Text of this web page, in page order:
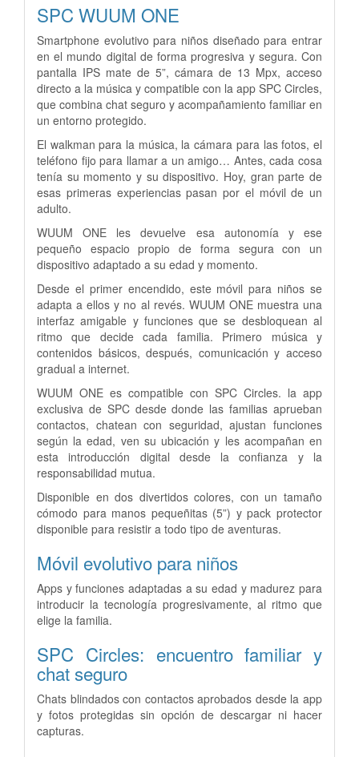
SPC WUUM ONE
Smartphone evolutivo para niños diseñado para entrar
en el mundo digital de forma progresiva y segura. Con
pantalla IPS mate de 5”, cámara de 13 Mpx, acceso
directo a la música y compatible con la app SPC Circles,
que combina chat seguro y acompañamiento familiar en
un entorno protegido.
El walkman para la música, la cámara para las fotos, el
teléfono fijo para llamar a un amigo… Antes, cada cosa
tenía su momento y su dispositivo. Hoy, gran parte de
esas primeras experiencias pasan por el móvil de un
adulto.
WUUM ONE les devuelve esa autonomía y ese
pequeño espacio propio de forma segura con un
dispositivo adaptado a su edad y momento.
Desde el primer encendido, este móvil para niños se
adapta a ellos y no al revés. WUUM ONE muestra una
interfaz amigable y funciones que se desbloquean al
ritmo que decide cada familia. Primero música y
contenidos básicos, después, comunicación y acceso
gradual a internet.
WUUM ONE es compatible con SPC Circles. la app
exclusiva de SPC desde donde las familias aprueban
contactos, chatean con seguridad, ajustan funciones
según la edad, ven su ubicación y les acompañan en
esta introducción digital desde la confianza y la
responsabilidad mutua.
Disponible en dos divertidos colores, con un tamaño
cómodo para manos pequeñitas (5”) y pack protector
disponible para resistir a todo tipo de aventuras.
Móvil evolutivo para niños
Apps y funciones adaptadas a su edad y madurez para
introducir la tecnología progresivamente, al ritmo que
elige la familia.
SPC Circles: encuentro familiar y
chat seguro
Chats blindados con contactos aprobados desde la app
y fotos protegidas sin opción de descargar ni hacer
capturas.